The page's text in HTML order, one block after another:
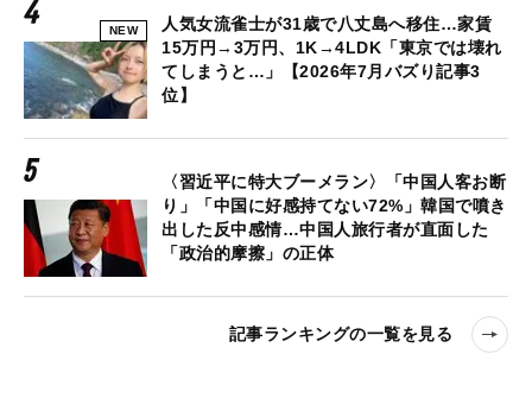
NEW
人気女流雀士が31歳で八丈島へ移住…家賃
15万円→3万円、1K→4LDK「東京では壊れ
てしまうと…」【2026年7月バズり記事3
位】
〈習近平に特大ブーメラン〉「中国人客お断
り」「中国に好感持てない72%」韓国で噴き
出した反中感情…中国人旅行者が直面した
「政治的摩擦」の正体
記事ランキングの一覧を見る